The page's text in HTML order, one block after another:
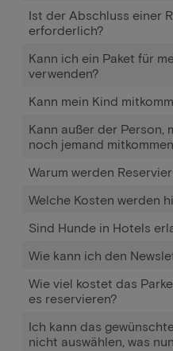
Ist der Abschluss einer
erforderlich?
Kann ich ein Paket für
verwenden?
Kann mein Kind
Kann außer der Person,
noch jemand
Warum werden
Welche Kosten werden
Sind Hunde in Hotels
Wie kann ich den
Wie viel kostet das
es reservieren?
Ich kann das
nicht auswählen, was